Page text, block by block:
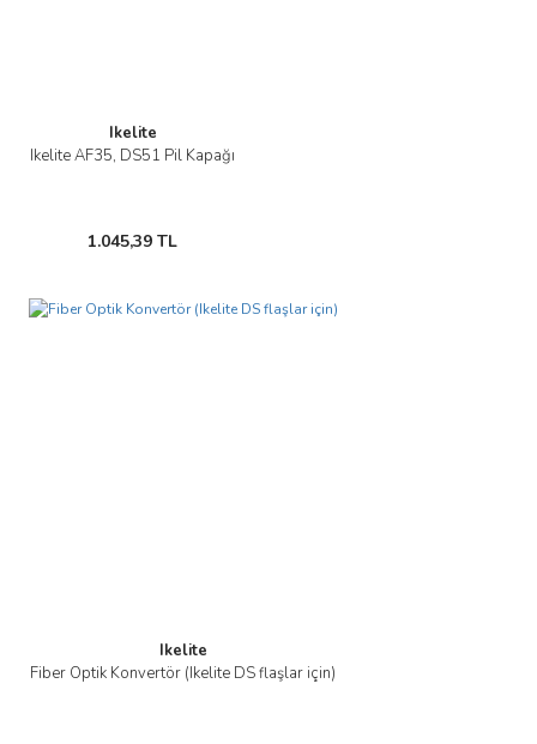
Ikelite
Ikelite AF35, DS51 Pil Kapağı
1.045,39 TL
Ikelite
Fiber Optik Konvertör (Ikelite DS flaşlar için)